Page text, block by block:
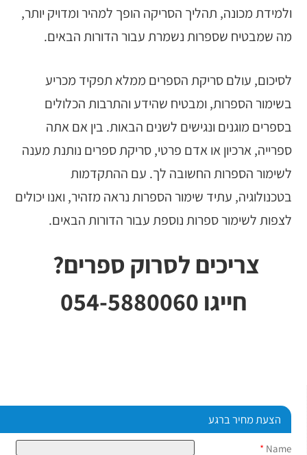
ולמידת מכונה, תהליך הסריקה הופך למהיר ומדויק יותר,
מה שמבטיח שספרות נשמרת עבור הדורות הבאים.
לסיכום, עולםסריקת הספרים ממלא תפקיד מכריע
בשימור הספרות, ומבטיח שהידע והתרבות הכלולים
בספרים מוגנים ונגישים לשנים הבאות. בין אם אתה
ספרייה, ארכיון או אדם פרטי,סריקת ספרים נותנת מענה
לשימור הספרות החשובה לך. עם ההתקדמות
בטכנולוגיה, עתיד שימור הספרות נראה מזהיר, ואנו יכולים
לצפות לשימור ספרות נוספת עבור הדורות הבאים.
צריכים לסרוק ספרים?
חייגו 054-5880060
הצעת מחיר ברגע
Name
*